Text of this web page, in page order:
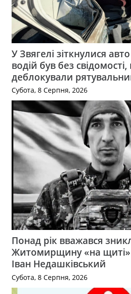
У Звягелі зіткнулися
водій був без свідомості,
деблокували
Субота, 8 Серпня, 2026
Понад рік вважався
Житомирщину «на щиті»
Іван Недашківський
Субота, 8 Серпня, 2026